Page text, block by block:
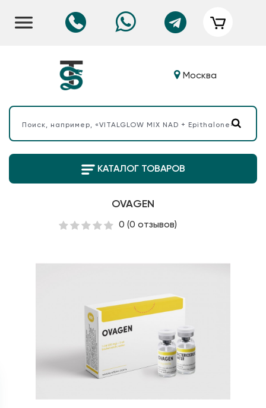
Москва
КАТАЛОГ ТОВАРОВ
OVAGEN
0 (0 отзывов)